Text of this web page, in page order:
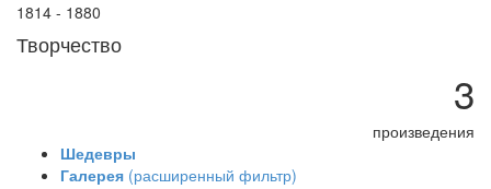
1814 - 1880
Творчество
3
произведения
Шедевры
Галерея (расширенный фильтр)